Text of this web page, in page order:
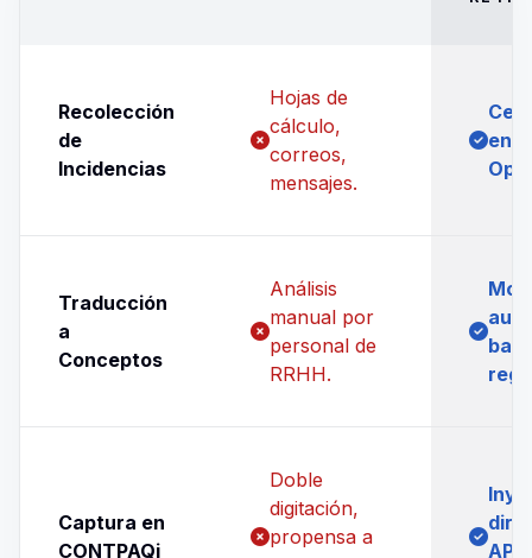
Recolección
de
Incidencias
Hojas de
cálculo,
correos,
mensajes.
en
Traducción
a
Conceptos
Análisis
manual por
personal de
RRHH.
Captura en
CONTPAQi
Doble
digitación,
propensa a
API